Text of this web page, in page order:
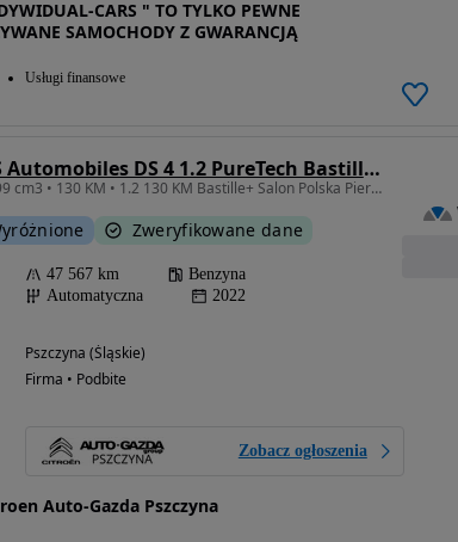
CARS " TO TYLKO PEWNE
SAMOCHODY Z GWARANCJĄ
Usługi finansowe
DS Automobiles DS 4 1.2 PureTech Bastille +
1199 cm3 • 130 KM • 1.2 130 KM Bastille+ Salon Polska Pierwszy Właściciel Serwis ASO FV23%
Zweryfikowane dane
47 567 km
Benzyna
Automatyczna
2022
Pszczyna (Śląskie)
Firma • Podbite
Zobacz ogłoszenia
Auto-Gazda Pszczyna